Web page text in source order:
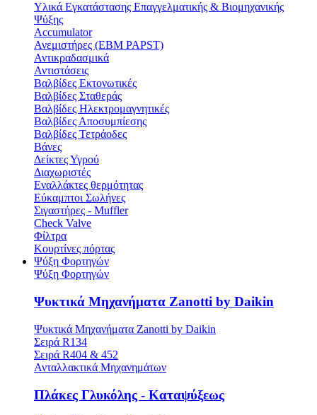
Υλικά Εγκατάστασης Επαγγελματικής & Βιομηχανικής
Ψύξης
Accumulator
Ανεμιστήρες (ΕΒΜ PAPST)
Αντικραδασμικά
Αντιστάσεις
Βαλβίδες Εκτονωτικές
Βαλβίδες Σταθεράς
Βαλβίδες Ηλεκτρομαγνητικές
Βαλβίδες Αποσυμπίεσης
Βαλβίδες Τετράοδες
Βάνες
Δείκτες Υγρού
Διαχωριστές
Εναλλάκτες θερμότητας
Εύκαμπτοι Σωλήνες
Σιγαστήρες - Muffler
Check Valve
Φίλτρα
Κουρτίνες πόρτας
Ψύξη Φορτηγών
Ψύξη Φορτηγών
Ψυκτικά Μηχανήματα Zanotti by Daikin
Ψυκτικά Μηχανήματα Zanotti by Daikin
Σειρά R134
Σειρά R404 & 452
Ανταλλακτικά Μηχανημάτων
Πλάκες Γλυκόλης - Καταψύξεως